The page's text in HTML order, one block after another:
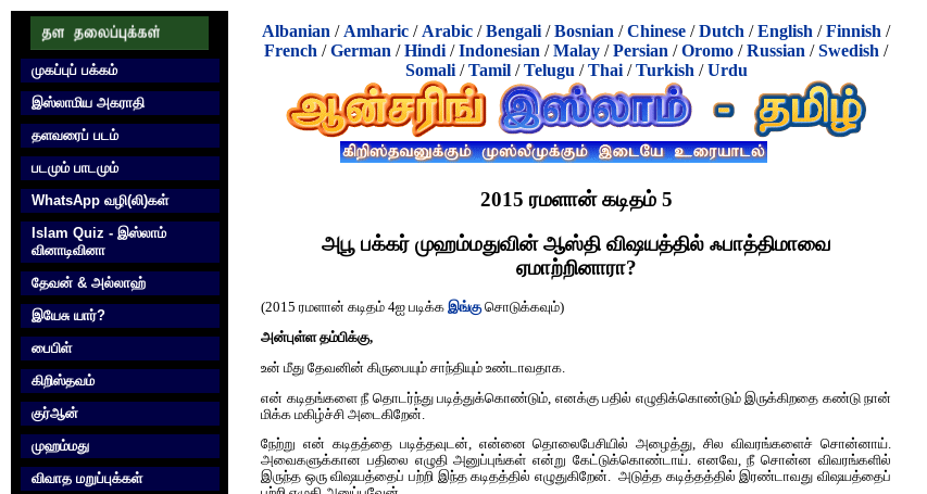
முகப்புப் பக்கம்
இஸ்லாமிய அகராதி
தளவரைப் படம்
படமும் பாடமும்
WhatsApp வழி(லி)கள்
Islam Quiz - இஸ்லாம்
வினாடிவினா
தேவன் & அல்லாஹ்
இயேசு யார்?
பைபிள்
கிறிஸ்தவம்
குர்‍ஆன்
முஹம்மது
விவாத மறுப்புக்கள்
Albanian / Amharic / Arabic /Bengali /Bosnian /Chinese /Dutch /English /Finnish /
French /German /Hindi /Indonesian /Malay /Persian /Oromo /Russian /Swedish /
Somali/Tamil/Telugu /Thai/Turkish /Urdu
2015 ரமளான் கடிதம் 5
அபூ பக்கர் முஹம்மதுவின் ஆஸ்தி விஷயத்தில் ஃபாத்திமாவை
ஏமாற்றினாரா?
(2015 ரமளான் கடிதம் 4ஐ படிக்க இங்குசொடுக்கவும்)
அன்புள்ள தம்பிக்கு,
உன் மீது தேவனின் கிருபையும் சாந்தியும் உண்டாவதாக.
என் கடிதங்களை நீ தொடர்ந்து படித்துக்கொண்டும், எனக்கு பதில் எழுதிக்கொண்டும் இருக்கிறதை கண்டு நான்
மிக்க மகிழ்ச்சி அடைகிறேன்.
நேற்று என் கடிதத்தை படித்தவுடன், என்னை தொலைபேசியில் அழைத்து, சில விவரங்களைச் சொன்னாய்.
அவைகளுக்கான பதிலை எழுதி அனுப்புங்கள் என்று கேட்டுக்கொண்டாய். எனவே, நீ சொன்ன விவரங்களில்
இருந்த ஒரு விஷயத்தைப் பற்றி இந்த கடிதத்தில் எழுதுகிறேன். அடுத்த கடித்தத்தில் இரண்டாவது விஷயத்தைப்